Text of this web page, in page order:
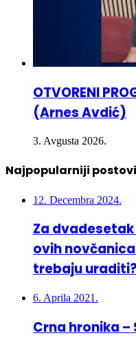
OTVORENI
(Arnes Avdić)
3. Avgusta 2026.
Najpopularniji postovi
12. Decembra 2024.
Za dvadesetak
ovih
trebaju uraditi?
6. Aprila 2021.